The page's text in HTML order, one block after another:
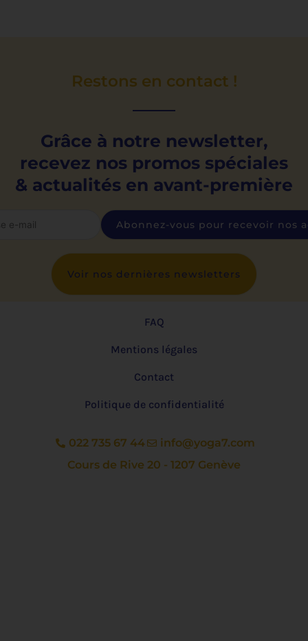
Restons en contact !
Grâce à notre newsletter,
recevez nos promos spéciales
& actualités en avant-première
Voir nos dernières newsletters
FAQ
Mentions légales
Contact
Politique de confidentialité
022 735 67 44
info@yoga7.com
Cours de Rive 20 - 1207 Genève